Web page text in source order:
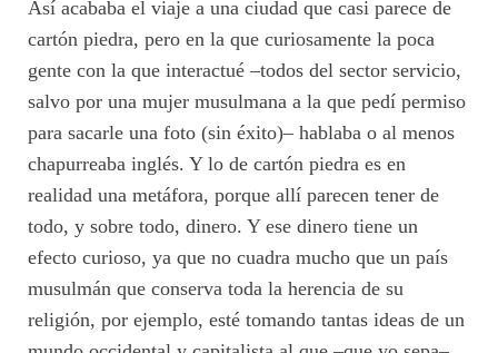
Así acababa el viaje a una ciudad que casi parece de
cartón piedra, pero en la que curiosamente la poca
gente con la que interactué –todos del sector servicio,
salvo por una mujer musulmana a la que pedí permiso
para sacarle una foto (sin éxito)– hablaba o al menos
chapurreaba inglés. Y lo de cartón piedra es en
realidad una metáfora, porque allí parecen tener de
todo, y sobre todo, dinero. Y ese dinero tiene un
efecto curioso, ya que no cuadra mucho que un país
musulmán que conserva toda la herencia de su
religión, por ejemplo, esté tomando tantas ideas de un